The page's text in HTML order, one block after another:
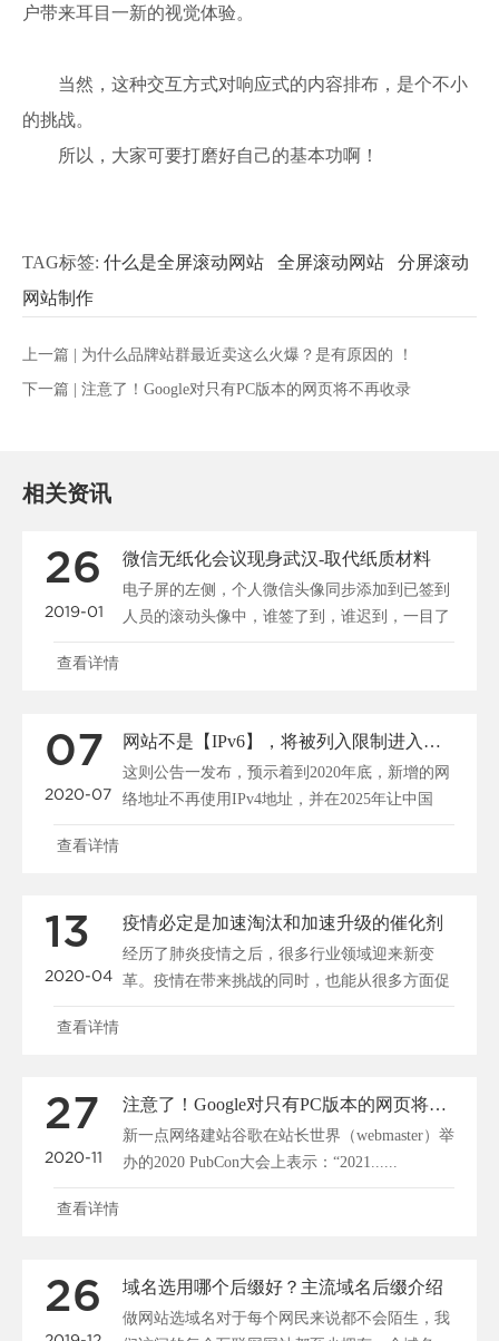
户带来耳目一新的视觉体验。
当然，这种交互方式对响应式的内容排布，是个不小
的挑战。
所以，大家可要打磨好自己的基本功啊！
TAG标签: 什么是全屏滚动网站 全屏滚动网站
分屏滚动
网站制作
上一篇 | 为什么品牌站群最近卖这么火爆？是有原因的 ！
下一篇 | 注意了！Google对只有PC版本的网页将不再收录
相关资讯
26
2019-01
微信无纸化会议现身武汉-取代纸质材料
电子屏的左侧，个人微信头像同步添加到已签到
人员的滚动头像中，谁签了到，谁迟到，一目了
然。5日，光谷一......
查看详情
07
2020-07
网站不是【IPv6】，将被列入限制进入网络推广？
这则公告一发布，预示着到2020年底，新增的网
络地址不再使用IPv4地址，并在2025年让中国
IPv......
查看详情
13
2020-04
疫情必定是加速淘汰和加速升级的催化剂
经历了肺炎疫情之后，很多行业领域迎来新变
革。疫情在带来挑战的同时，也能从很多方面促
成人们的自省、社会......
查看详情
27
2020-11
注意了！Google对只有PC版本的网页将不再收录
新一点网络建站谷歌在站长世界（webmaster）举
办的2020 PubCon大会上表示：“2021......
查看详情
26 域名选用哪个后缀好？主流域名后缀介绍
做网站选域名对于每个网民来说都不会陌生，我